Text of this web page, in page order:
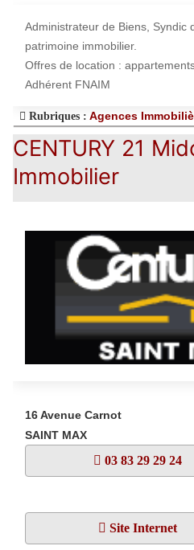
Administrateur de Biens, Syndic
patrimoine immobilier.
Offres de location :
Adhérent FNAIM
Rubriques : Agences
CENTURY 21
Immobilier
16 Avenue Carnot
SAINT MAX
03 83 29 29 24
Site Internet